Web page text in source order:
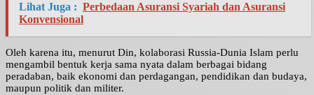
Lihat Juga : Perbedaan Asuransi Syariah dan Asuransi
Konvensional
Oleh karena itu, menurut Din, kolaborasi Russia-Dunia Islam perlu
mengambil bentuk kerja sama nyata dalam berbagai bidang
peradaban, baik ekonomi dan perdagangan, pendidikan dan budaya,
maupun politik dan militer.